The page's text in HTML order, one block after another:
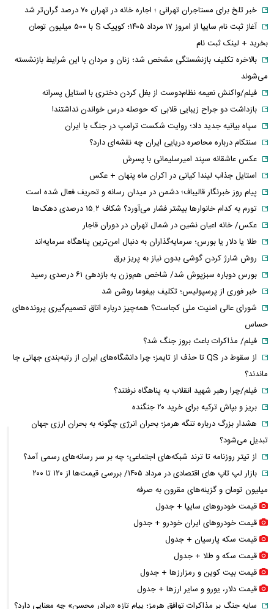
خبر تلخ برای مستاجران تهرانی ؛ اجاره خانه در تهران ۷۰ درصد گران‌تر شد
آغاز ثبت نام سایپا از امروز ۱۷ مرداد ۱۴۰۵؛ کوییک S با ۵۰۰ میلیون تومان
بخرید + لینک ثبت نام
بالاخره تکلیف بازنشستگی مشخص شد؛ زنان و مردان با این شرایط بازنشسته
می‌شوند
فیلم/واکنش نعیمه نظام‌دوست از بغل کردن دختری با استایل پسرانه
بازداشت دو جراح زیبایی قلابی که حوصله درس خواندن نداشتند!
سپاه بیانیه جدید داد؛ روایت شکست ترامپ در جنگ با ایران
سنتکام درباره محاصره دریایی ایران چه نقشه‌ای دارد؟
عکس عاشقانه سپند امیرسلیمانی با پسرش
استایل جذاب لیندا کیانی در اکران ماه پنهان + عکس
پیام روز خبرنگار قالیباف؛ دشمن در میدان رسانه و تحریف فعال شده است
تورم به کدام خانوارها بیشتر فشار می‌آورد؟ شکاف ۱۵.۲ درصدی دهک‌ها
عکس/ خانه اعیان نشین در شمال تهران در دوران قاجار
طلا یا دلار یا بورس؛ سرمایه‌گذاران به دنبال امن‌ترین پناهگاه سرمایه‌اند
روش شارژ کردن گوشی بدون نیاز به پریز برق
بورس دوباره سبزپوش شد/ شاخص هم‌وزن به بازدهی ۶۱ درصدی رسید
خبر فوری از پرسپولیس؛ تکلیف بیفوما روشن شد
شورای عالی امنیت ملی کجاست؟ همه‌چیز درباره اتاق تصمیم‌گیری پرونده‌های
حساس
فیلم/ مذاکرات باعث بروز جنگ شد؟
از سقوط در QS تا حذف از تایمز؛ چرا دانشگاه‌های ایران از رتبه‌بندی جهانی جا
ماندند؟
فیلم/چرا رهبر شهید انقلاب به پناهگاه نرفتند؟
بریز و بپاش ترکیه برای خرید ۲۰ جنگنده
هشدار بزرگ درباره تنگه هرمز؛ بحران انرژی چگونه به بحران ارزی جهان
تبدیل می‌شود؟
از تیتر روزنامه تا ترند شبکه‌های اجتماعی؛ چه بر سر رسانه‌های رسمی آمد؟
بازار لپ‌ تاپ‌ های اقتصادی در مرداد ۱۴۰۵/ بررسی قیمت‌ها از ۱۲۰ تا ۲۰۰
میلیون تومان و گزینه‌های مقرون‌ به‌ صرفه
قیمت خودرو‌های سایپا + جدول
قیمت خودرو‌های ایران خودرو + جدول
قیمت سکه پارسیان + جدول
قیمت سکه و طلا + جدول
قیمت بیت کوین و رمزارز‌ها + جدول
قیمت دلار، یورو و سایر ارز‌ها + جدول
سایه جنگ بر مذاکرات توافق هرمز؛ پیام تازه «برادر محسن» چه معنایی دارد؟